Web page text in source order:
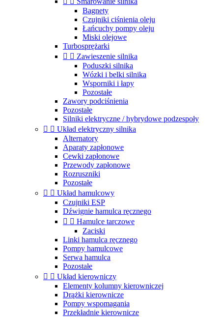
Bagnety
Czujniki ciśnienia oleju
Łańcuchy pompy oleju
Miski olejowe
Turbosprężarki
  Zawieszenie silnika
Poduszki silnika
Wózki i belki silnika
Wsporniki i łapy
Pozostałe
Zawory podciśnienia
Pozostałe
Silniki elektryczne / hybrydowe podzespoły
  Układ elektryczny silnika
Alternatory
Aparaty zapłonowe
Cewki zapłonowe
Przewody zapłonowe
Rozruszniki
Pozostałe
  Układ hamulcowy
Czujniki ESP
Dźwignie hamulca ręcznego
  Hamulce tarczowe
Zaciski
Linki hamulca ręcznego
Pompy hamulcowe
Serwa hamulca
Pozostałe
  Układ kierowniczy
Elementy kolumny kierowniczej
Drążki kierownicze
Pompy wspomagania
Przekładnie kierownicze